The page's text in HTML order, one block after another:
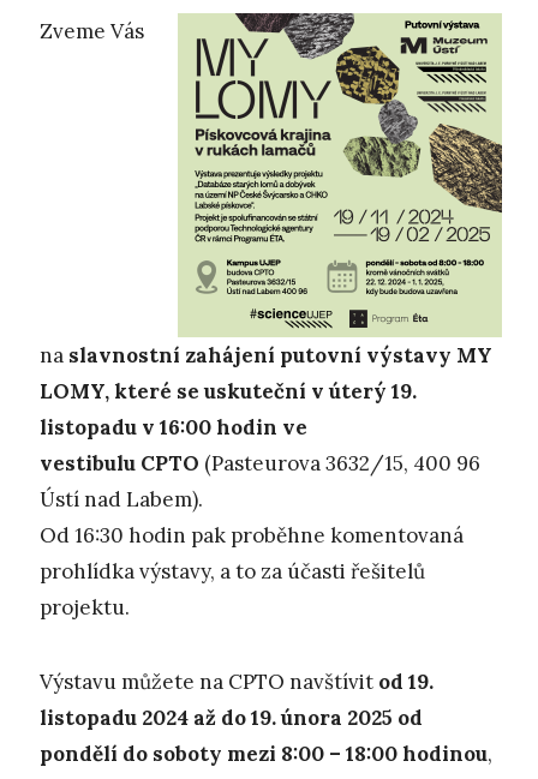
Zveme Vás
na slavnostní zahájení putovní výstavy MY
LOMY, které se uskuteční v úterý 19.
listopadu v 16:00 hodin ve
vestibulu CPTO (Pasteurova 3632/15, 400 96
Ústí nad Labem).
Od 16:30 hodin pak proběhne komentovaná
prohlídka výstavy, a to za účasti řešitelů
projektu.
Výstavu můžete na CPTO navštívit od 19.
listopadu 2024 až do 19. února 2025 od
pondělí do soboty mezi 8:00 – 18:00 hodinou,